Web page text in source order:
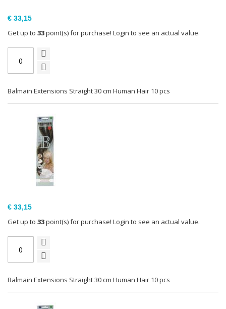
Balmain Extensions Straight 30 cm Human Hair 10 pcs
€ 33,15
Get up to 33point(s) for purchase! Login to see an actual value.
Balmain Extensions Straight 30 cm Human Hair 10 pcs
€ 33,15
Get up to 33point(s) for purchase! Login to see an actual value.